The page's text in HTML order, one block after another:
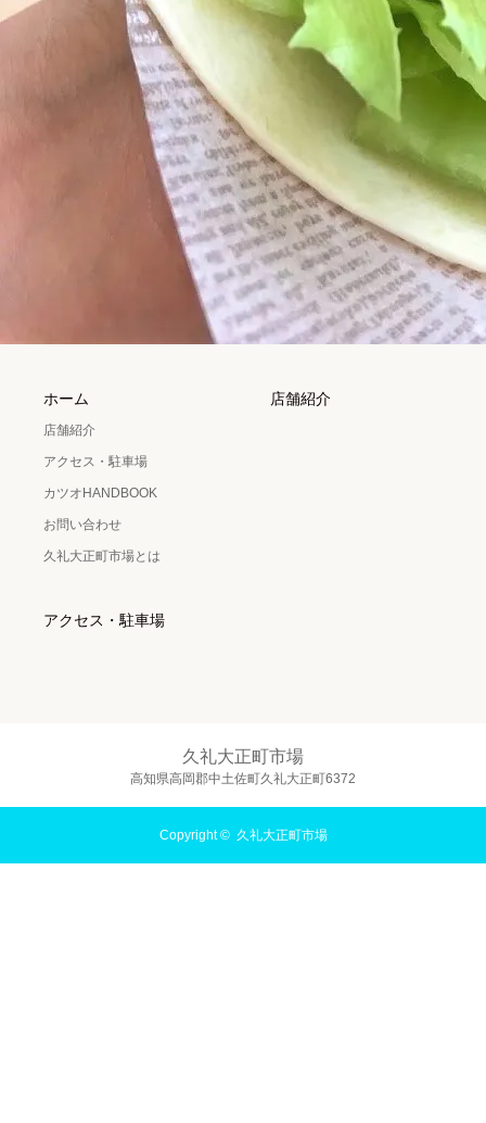
ホーム
店舗紹介
アクセス・駐車場
カツオHANDBOOK
お問い合わせ
久礼大正町市場とは
店舗紹介
アクセス・駐車場
久礼大正町市場
高知県高岡郡中土佐町久礼大正町6372
Copyright © 久礼大正町市場